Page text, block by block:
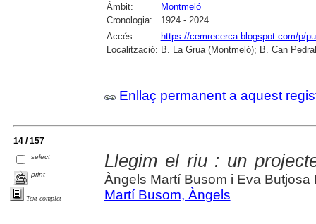
Àmbit:
Montmeló
Cronologia:
1924 - 2024
Accés:
https://cemrecerca.blogspot.com/p/
Localització: B. La Grua (Montmeló); B. Can
Enllaç permanent a aquest
14 / 157
select
print
Text complet
Llegim el riu : un
Àngels Martí Busom i Eva Butjosa
Martí Busom, Àngels